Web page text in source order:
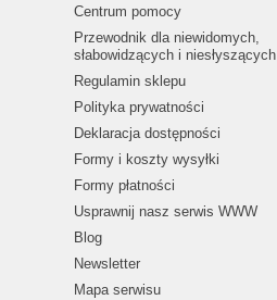
Centrum pomocy
Przewodnik dla niewidomych,
słabowidzących i niesłyszących
Regulamin sklepu
Polityka prywatności
Deklaracja dostępności
Formy i koszty wysyłki
Formy płatności
Usprawnij nasz serwis WWW
Blog
Newsletter
Mapa serwisu